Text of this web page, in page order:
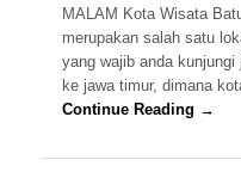
MALAM Kota Wisata
merupakan salah satu
yang wajib anda kunjungi
ke jawa timur, dimana
Continue Reading →